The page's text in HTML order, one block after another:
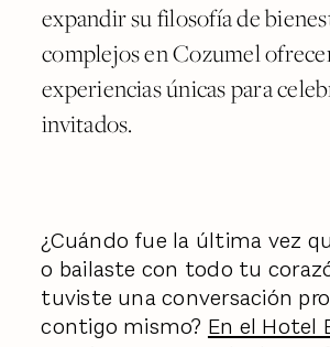
expandir su filosofía de
complejos en Cozumel
experiencias únicas para
invitados.
¿Cuándo fue la última vez
o bailaste con todo tu
tuviste una conversación
contigo mismo? En el Hotel